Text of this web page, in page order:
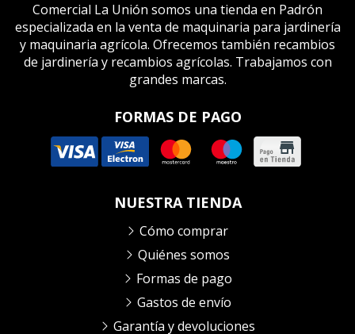
Comercial La Unión somos una tienda en Padrón
especializada en la venta de maquinaria para jardinería
y maquinaria agrícola. Ofrecemos también recambios
de jardinería y recambios agrícolas. Trabajamos con
grandes marcas.
FORMAS DE PAGO
NUESTRA TIENDA
Cómo comprar
Quiénes somos
Formas de pago
Gastos de envío
Garantía y devoluciones